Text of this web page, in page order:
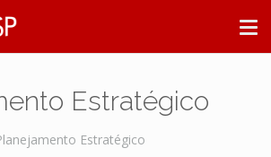
Estratégico
Estratégico